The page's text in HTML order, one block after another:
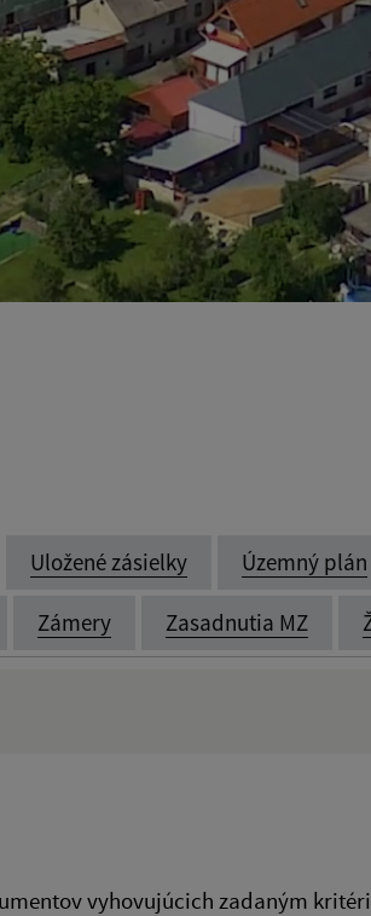
Uložené zásielky Územný plán
Zámery Zasadnutia MZ
vyhovujúcich zadaným